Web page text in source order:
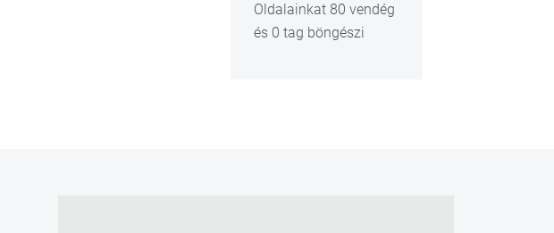
Oldalainkat 80 vendég
és 0 tag böngészi